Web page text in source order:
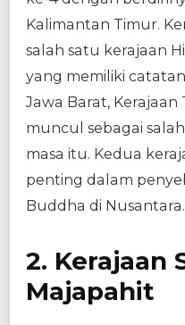
Kalimantan Timur.
salah satu kerajaan
yang memiliki
Jawa Barat,
muncul sebagai
masa itu. Kedua
penting dalam
Buddha di Nusantara.
2. Kerajaan
Majapahit